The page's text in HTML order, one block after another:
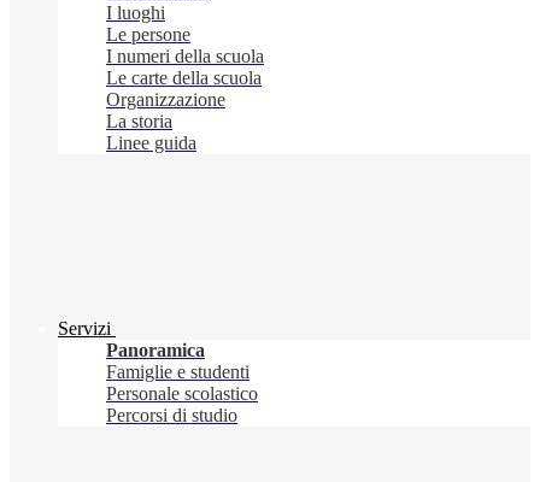
I luoghi
Le persone
I numeri della scuola
Le carte della scuola
Organizzazione
La storia
Linee guida
Servizi
Panoramica
Famiglie e studenti
Personale scolastico
Percorsi di studio